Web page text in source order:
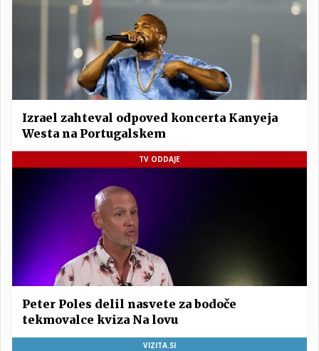
Izrael zahteval odpoved koncerta Kanyeja
Westa na Portugalskem
TV ODDAJE
Peter Poles delil nasvete za bodoče
tekmovalce kviza Na lovu
VIZITA.SI